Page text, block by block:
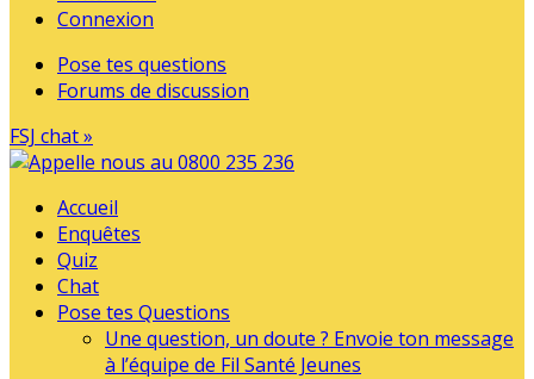
Connexion
Pose tes questions
Forums de discussion
FSJ chat »
Accueil
Enquêtes
Quiz
Chat
Pose tes Questions
Une question, un doute ? Envoie ton message
à l’équipe de Fil Santé Jeunes